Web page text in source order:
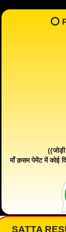
⭕️
माँ क़सम पेमेंट में कोई
SATTA